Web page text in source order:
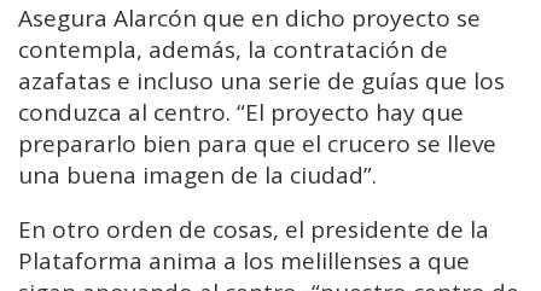
Asegura Alarcón que en dicho proyecto se
contempla, además, la contratación de
azafatas e incluso una serie de guías que los
conduzca al centro. “El proyecto hay que
prepararlo bien para que el crucero se lleve
una buena imagen de la ciudad”.
En otro orden de cosas, el presidente de la
Plataforma anima a los melillenses a que